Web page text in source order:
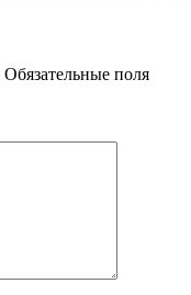
Обязательные поля